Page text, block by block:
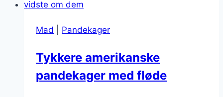
fløde
Mad Pandekager
Tykkere amerikanske
pandekager med fløde